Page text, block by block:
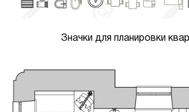
Значки для планировки